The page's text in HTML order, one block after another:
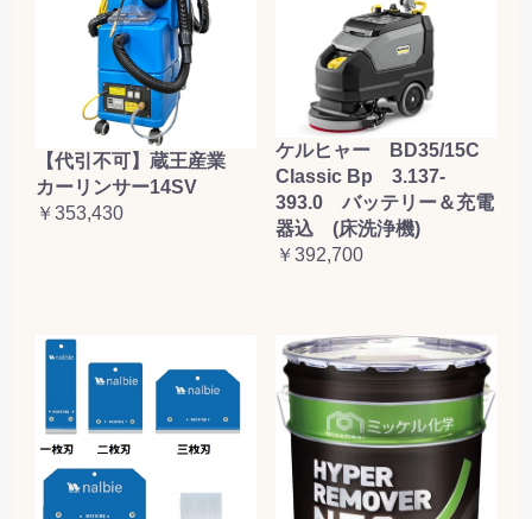
【代引不可】蔵王産業
カーリンサー14SV
￥353,430
ケルヒャー BD35/15C
Classic Bp 3.137-
393.0 バッテリー＆充電
器込 (床洗浄機)
￥392,700